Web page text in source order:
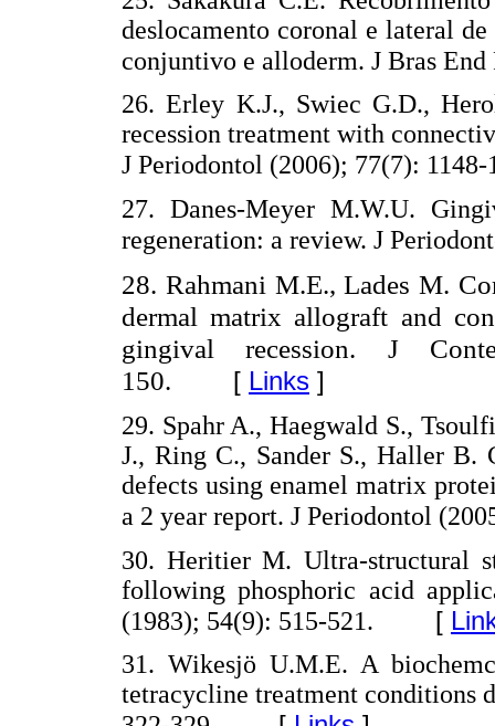
deslocamento coronal e lateral
conjuntivo e alloderm. J Bras
26. Erley K.J., Swiec G.D.,
recession treatment with
J Periodontol (2006); 77(7): 1148-
27. Danes-Meyer M.W.U.
regeneration: a review. J
28. Rahmani M.E., Lades M.
dermal matrix allograft and
gingival recession. J
150. [ Links ]
29. Spahr A., Haegwald S.,
J., Ring C., Sander S., Haller B.
defects using enamel matrix
a 2 year report. J Periodontol
30. Heritier M. Ultra-structural
following phosphoric acid
(1983); 54(9): 515-521. [
31. Wikesjö U.M.E. A
tetracycline treatment conditions